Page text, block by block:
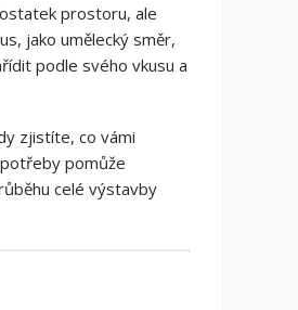
prostoru, ale
jako umělecký směr,
podle svého vkusu a
zjistíte, co vámi
pomůže
celé výstavby